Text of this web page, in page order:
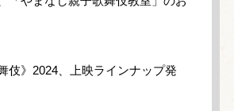
伎》2024、上映ラインナップ発